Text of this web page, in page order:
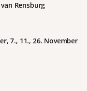
Rensburg
7., 11., 26. November